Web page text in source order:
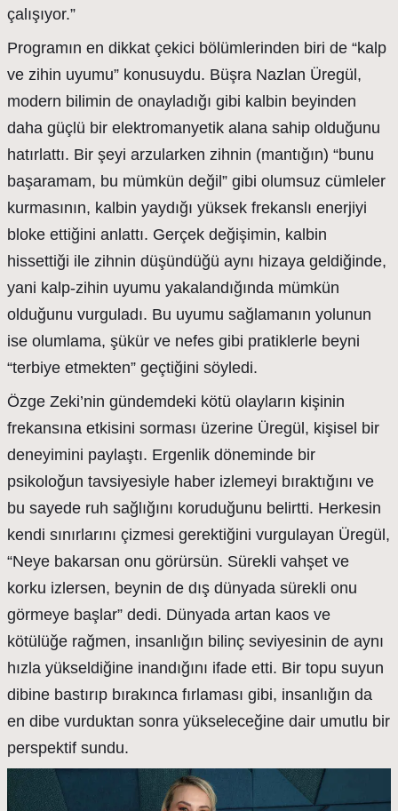
çalışıyor.”
Programın en dikkat çekici bölümlerinden biri de “kalp
ve zihin uyumu” konusuydu. Büşra Nazlan Üregül,
modern bilimin de onayladığı gibi kalbin beyinden
daha güçlü bir elektromanyetik alana sahip olduğunu
hatırlattı. Bir şeyi arzularken zihnin (mantığın) “bunu
başaramam, bu mümkün değil” gibi olumsuz cümleler
kurmasının, kalbin yaydığı yüksek frekanslı enerjiyi
bloke ettiğini anlattı. Gerçek değişimin, kalbin
hissettiği ile zihnin düşündüğü aynı hizaya geldiğinde,
yani kalp-zihin uyumu yakalandığında mümkün
olduğunu vurguladı. Bu uyumu sağlamanın yolunun
ise olumlama, şükür ve nefes gibi pratiklerle beyni
“terbiye etmekten” geçtiğini söyledi.
Özge Zeki’nin gündemdeki kötü olayların kişinin
frekansına etkisini sorması üzerine Üregül, kişisel bir
deneyimini paylaştı. Ergenlik döneminde bir
psikoloğun tavsiyesiyle haber izlemeyi bıraktığını ve
bu sayede ruh sağlığını koruduğunu belirtti. Herkesin
kendi sınırlarını çizmesi gerektiğini vurgulayan Üregül,
“Neye bakarsan onu görürsün. Sürekli vahşet ve
korku izlersen, beynin de dış dünyada sürekli onu
görmeye başlar” dedi. Dünyada artan kaos ve
kötülüğe rağmen, insanlığın bilinç seviyesinin de aynı
hızla yükseldiğine inandığını ifade etti. Bir topu suyun
dibine bastırıp bırakınca fırlaması gibi, insanlığın da
en dibe vurduktan sonra yükseleceğine dair umutlu bir
perspektif sundu.